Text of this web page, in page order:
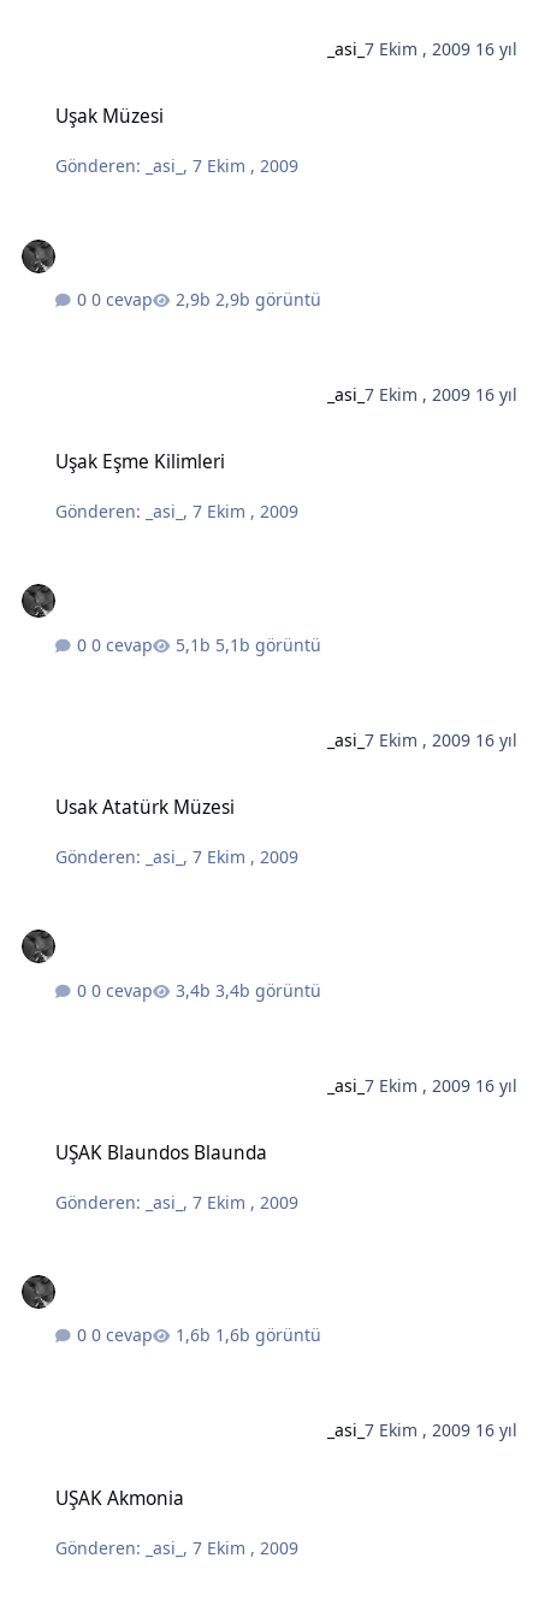
_asi_ 7 Ekim , 2009 16 yıl
Uşak Müzesi
Gönderen: _asi_ ,7 Ekim , 2009
0 cevap 2,9b görüntü
_asi_ 7 Ekim , 2009 16 yıl
Uşak Eşme Kilimleri
Gönderen: _asi_ ,7 Ekim , 2009
0 cevap 5,1b görüntü
_asi_ 7 Ekim , 2009 16 yıl
Usak Atatürk Müzesi
Gönderen: _asi_ ,7 Ekim , 2009
0 cevap 3,4b görüntü
_asi_ 7 Ekim , 2009 16 yıl
UŞAK Blaundos Blaunda
Gönderen: _asi_ ,7 Ekim , 2009
0 cevap 1,6b görüntü
_asi_ 7 Ekim , 2009 16 yıl
UŞAK Akmonia
Gönderen: _asi_ ,7 Ekim , 2009